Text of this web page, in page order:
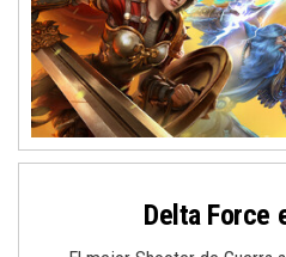
Delta Force